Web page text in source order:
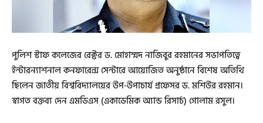
পুলিশ স্টাফ কলেজের রেক্টর ড. মোহাম্মদ নাজিবুর রহমানের সভাপতিত্বে
ইন্টারন্যাশনাল কনফারেন্স সেন্টারে আয়োজিত অনুষ্ঠানে বিশেষ অতিথি
ছিলেন জাতীয় বিশ্ববিদ্যালয়ের উপ-উপাচার্য প্রফেসর ড. মশিউর রহমান।
স্বাগত বক্তব্য দেন এমডিএস (একাডেমিক অ্যান্ড রিসার্চ) গোলাম রসুল।